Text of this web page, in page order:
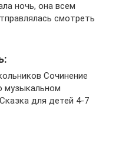
ночь, она всем
смотреть
Сочинение
музыкальном
для детей 4-7